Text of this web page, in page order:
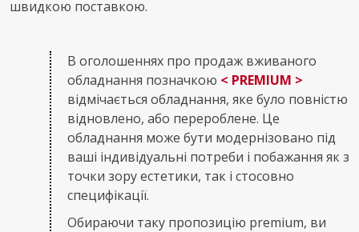
швидкою поставкою.
В оголошеннях про продаж вживаного
обладнання позначкою < PREMIUM >
відмічається обладнання, яке було повністю
відновлено, або перероблене. Це
обладнання може бути модернізовано під
ваші індивідуальні потреби і побажання як з
точки зору естетики, так і стосовно
специфікації.
Обираючи таку пропозицію premium, ви